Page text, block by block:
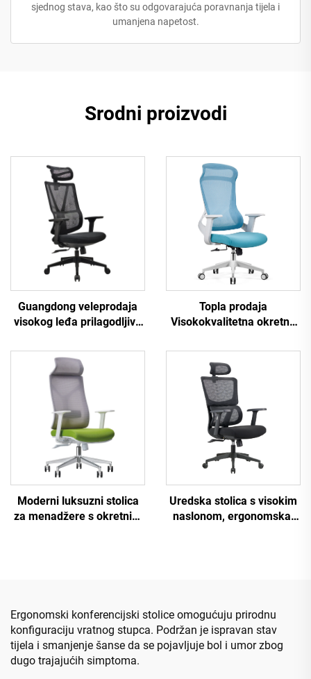
sjednog stava, kao što su odgovarajuća poravnanja tijela i
umanjena napetost.
Srodni proizvodi
Guangdong veleprodaja
visokog leđa prilagodljiva
uredske stolice udobna
stolica za računare za
ured
Topla prodaja
Visokokvalitetna okretna
Namještaj plastični
ergonomski uredni stolac
Moderni luksuzni stolica
za menadžere s okretnim
Uredska stolica s visokim
naslonom, ergonomska,
Ergonomski konferencijski stolice omogućuju prirodnu
konfiguraciju vratnog stupca. Podržan je ispravan stav
tijela i smanjenje šanse da se pojavljuje bol i umor zbog
dugo trajajućih simptoma.